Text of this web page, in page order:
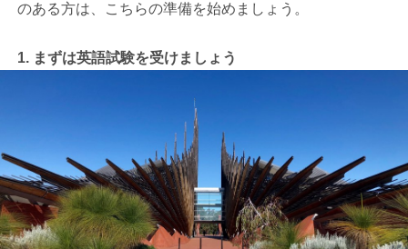
のある方は、こちらの準備を始めましょう。
1. まずは英語試験を受けましょう